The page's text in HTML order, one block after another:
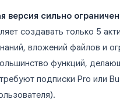
версия сильно
создавать только 5
вложений файлов и
функций,
подписки Pro или